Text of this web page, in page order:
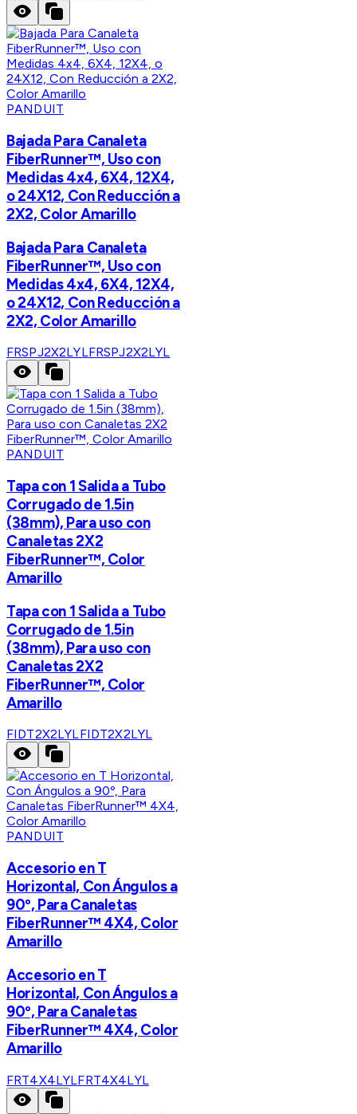
PANDUIT
Bajada Para Canaleta
FiberRunner™, Uso con
Medidas 4x4, 6X4, 12X4,
o 24X12, Con Reducción a
2X2, Color Amarillo
Bajada Para Canaleta
FiberRunner™, Uso con
Medidas 4x4, 6X4, 12X4,
o 24X12, Con Reducción a
2X2, Color Amarillo
FRSPJ2X2LYLFRSPJ2X2LYL
PANDUIT
Tapa con 1 Salida a Tubo
Corrugado de 1.5in
(38mm), Para uso con
Canaletas 2X2
FiberRunner™, Color
Amarillo
Tapa con 1 Salida a Tubo
Corrugado de 1.5in
(38mm), Para uso con
Canaletas 2X2
FiberRunner™, Color
Amarillo
FIDT2X2LYLFIDT2X2LYL
PANDUIT
Accesorio en T
Horizontal, Con Ángulos a
90º, Para Canaletas
FiberRunner™ 4X4, Color
Amarillo
Accesorio en T
Horizontal, Con Ángulos a
90º, Para Canaletas
FiberRunner™ 4X4, Color
Amarillo
FRT4X4LYLFRT4X4LYL